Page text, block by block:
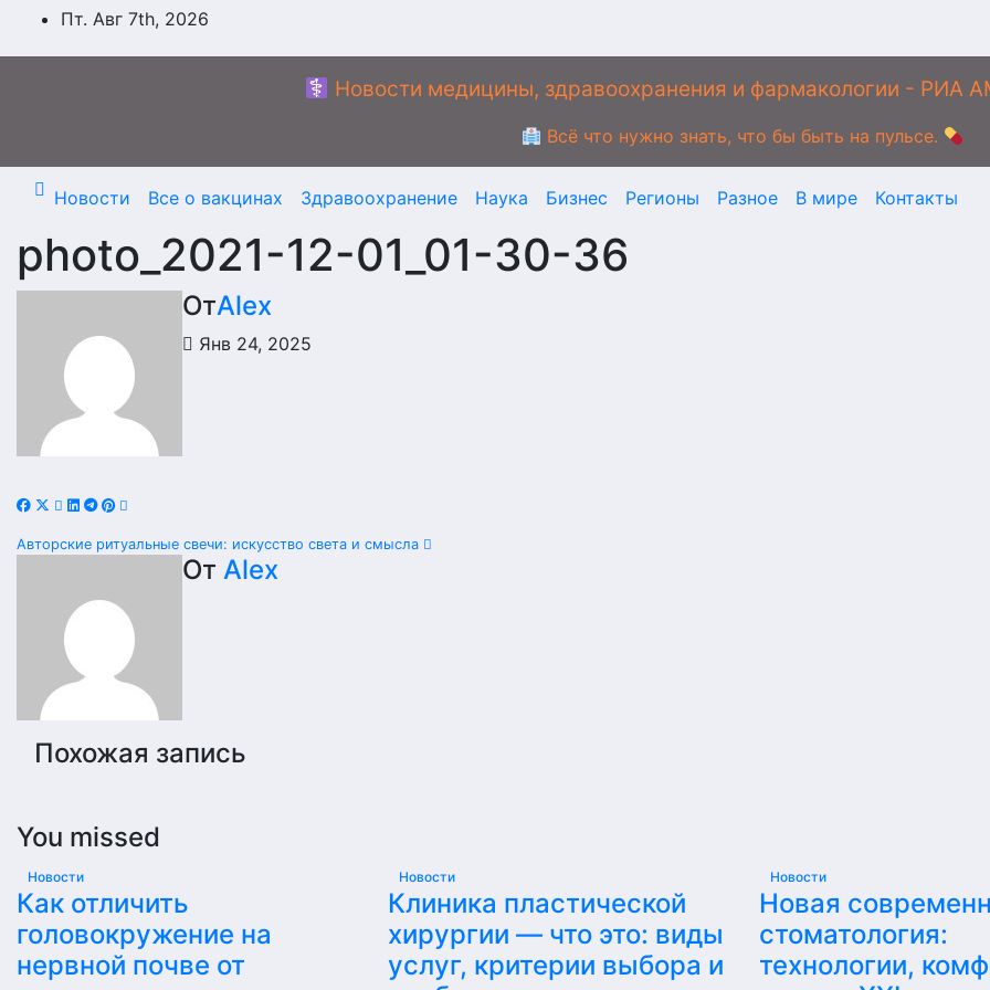
ПерейтиПт. Авг 7th, 2026
Новости медицины, здравоохранения и фармакологии -
Всё что нужно знать, что бы быть на пульсе.
Новости Все о вакцинах Здравоохранение Наука Бизнес Регионы Разное В мире Контакты
photo_2021-12-01_01-30-36
ОтAlex
Янв 24, 2025
Навигация
записям
Авторские ритуальные свечи: искусство света и смысла
От Alex
Похожая запись
You missed
Новости
Как отличить
головокружение на
нервной почве от
Новости
Клиника пластической
хирургии — что это: виды
услуг, критерии выбора и
Новости
Новая
стоматология:
технологии,